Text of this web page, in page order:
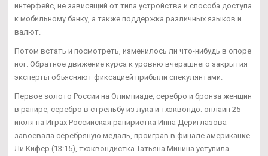
интерфейс, не зависящий от типа устройства и способа доступа
к мобильному банку, а также поддержка различных языков и
валют.
Потом встать и посмотреть, изменилось ли что-нибудь в опоре
ног. Обратное движение курса к уровню вчерашнего закрытия
эксперты объясняют фиксацией прибыли спекулянтами.
Первое золото России на Олимпиаде, серебро и бронза женщин
в рапире, серебро в стрельбу из лука и тхэквондо: онлайн 25
июля на Играх Российская рапиристка Инна Дериглазова
завоевала серебряную медаль, проиграв в финале американке
Ли Кифер (13:15), тхэквондистка Татьяна Минина уступила